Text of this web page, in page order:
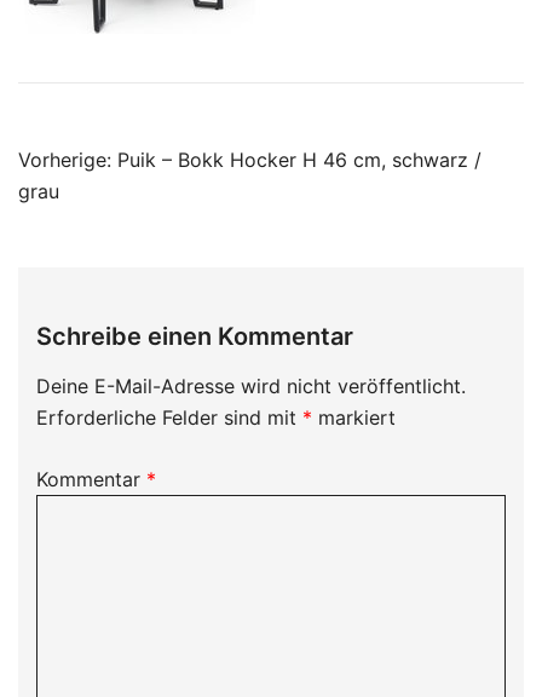
Beitragsnavigation
Vorherige: Puik – Bokk Hocker H 46 cm, schwarz /
grau
Schreibe einen Kommentar
Deine E-Mail-Adresse wird nicht veröffentlicht.
Erforderliche Felder sind mit * markiert
Kommentar *